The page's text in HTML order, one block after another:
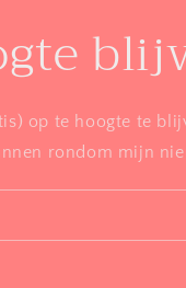
op te hoogte te
rondom mijn